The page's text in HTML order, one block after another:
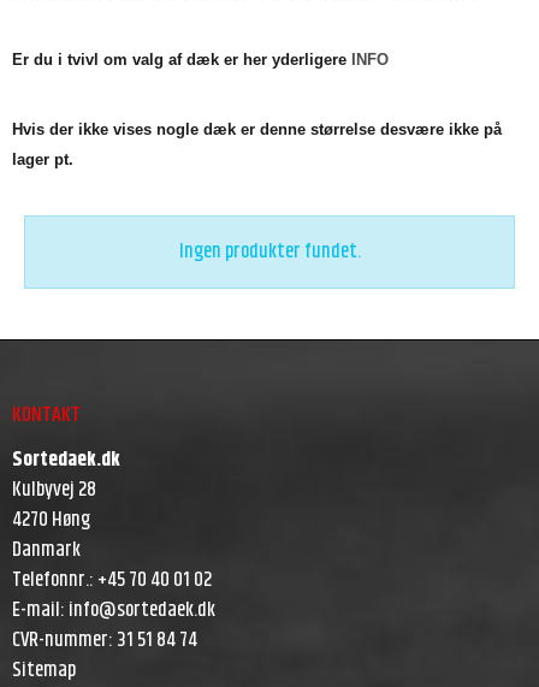
Er du i tvivl om valg af dæk er her yderligere INFO
Hvis der ikke vises nogle dæk er denne størrelse desvære ikke på
lager pt.
Ingen produkter fundet.
KONTAKT
Sortedaek.dk
Kulbyvej 28
4270 Høng
Danmark
Telefonnr.:+45 70 40 01 02
E-mail:info@sortedaek.dk
CVR-nummer:31 51 84 74
Sitemap